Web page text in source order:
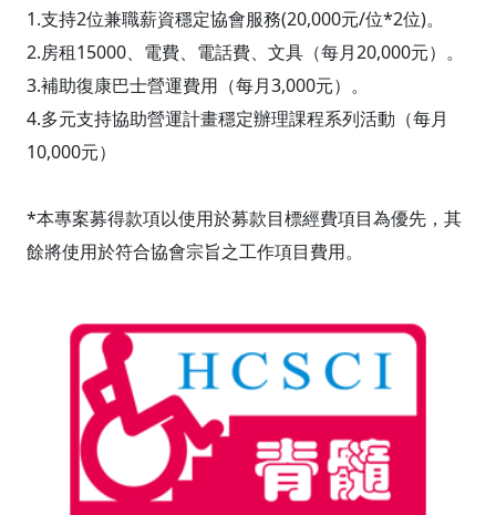
1.支持2位兼職薪資穩定協會服務(20,000元/位*2位)。
2.房租15000、電費、電話費、文具（每月20,000元）。
3.補助復康巴士營運費用（每月3,000元）。
4.多元支持協助營運計畫穩定辦理課程系列活動（每月
10,000元）
*本專案募得款項以使用於募款目標經費項目為優先，其
餘將使用於符合協會宗旨之工作項目費用。